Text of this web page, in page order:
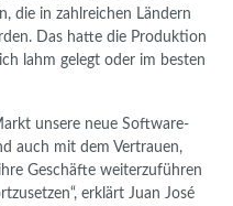
die in zahlreichen Ländern
Das hatte die Produktion
lahm gelegt oder im besten
unsere neue Software-
auch mit dem Vertrauen,
Geschäfte weiterzuführen
erklärt Juan José